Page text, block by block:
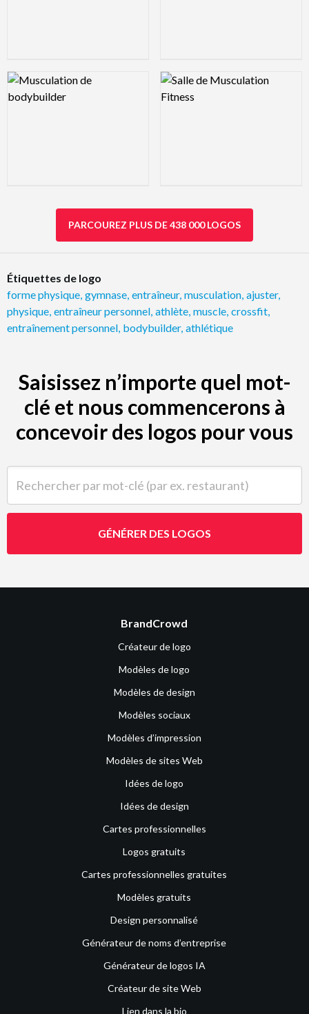
Logo Preview Image Logo Preview Image
PARCOUREZ PLUS DE 438 000 LOGOS
Étiquettes de logo
forme physique gymnase entraîneur, musculation ajuster,
physique entraîneur personnel athlète muscle crossfit
entraînement personnel bodybuilder, athlétique
Saisissez n’importe quel mot-
clé et nous commencerons à
concevoir des logos pour vous
GÉNÉRER DES LOGOS
BrandCrowd
Créateur de logo
Modèles de logo
Modèles de design
Modèles sociaux
Modèles d’impression
Modèles de sites Web
Idées de logo
Idées de design
Cartes professionnelles
Logos gratuits
Cartes professionnelles gratuites
Modèles gratuits
Design personnalisé
Générateur de noms d’entreprise
Générateur de logos IA
Créateur de site Web
Lien dans la bio